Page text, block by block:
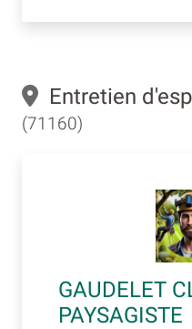
Entretien
(71160)
GAUDELET
PAYSAGISTE